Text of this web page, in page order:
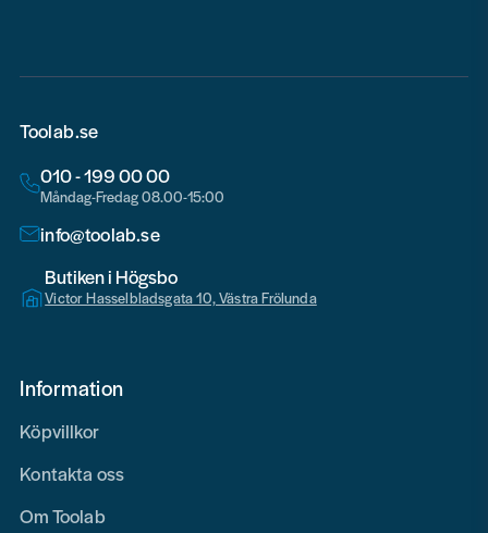
Toolab.se
010 - 199 00 00
Måndag-Fredag 08.00-15:00
info@toolab.se
Butiken i Högsbo
Victor Hasselbladsgata 10, Västra Frölunda
Information
Köpvillkor
Kontakta oss
Om Toolab